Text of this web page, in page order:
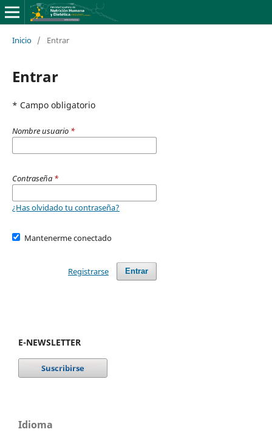
Inicio / Entrar
Entrar
* Campo obligatorio
Nombre usuario *
Contraseña *
¿Has olvidado tu contraseña?
Mantenerme conectado
Entrar
Registrarse
E-NEWSLETTER
Idioma